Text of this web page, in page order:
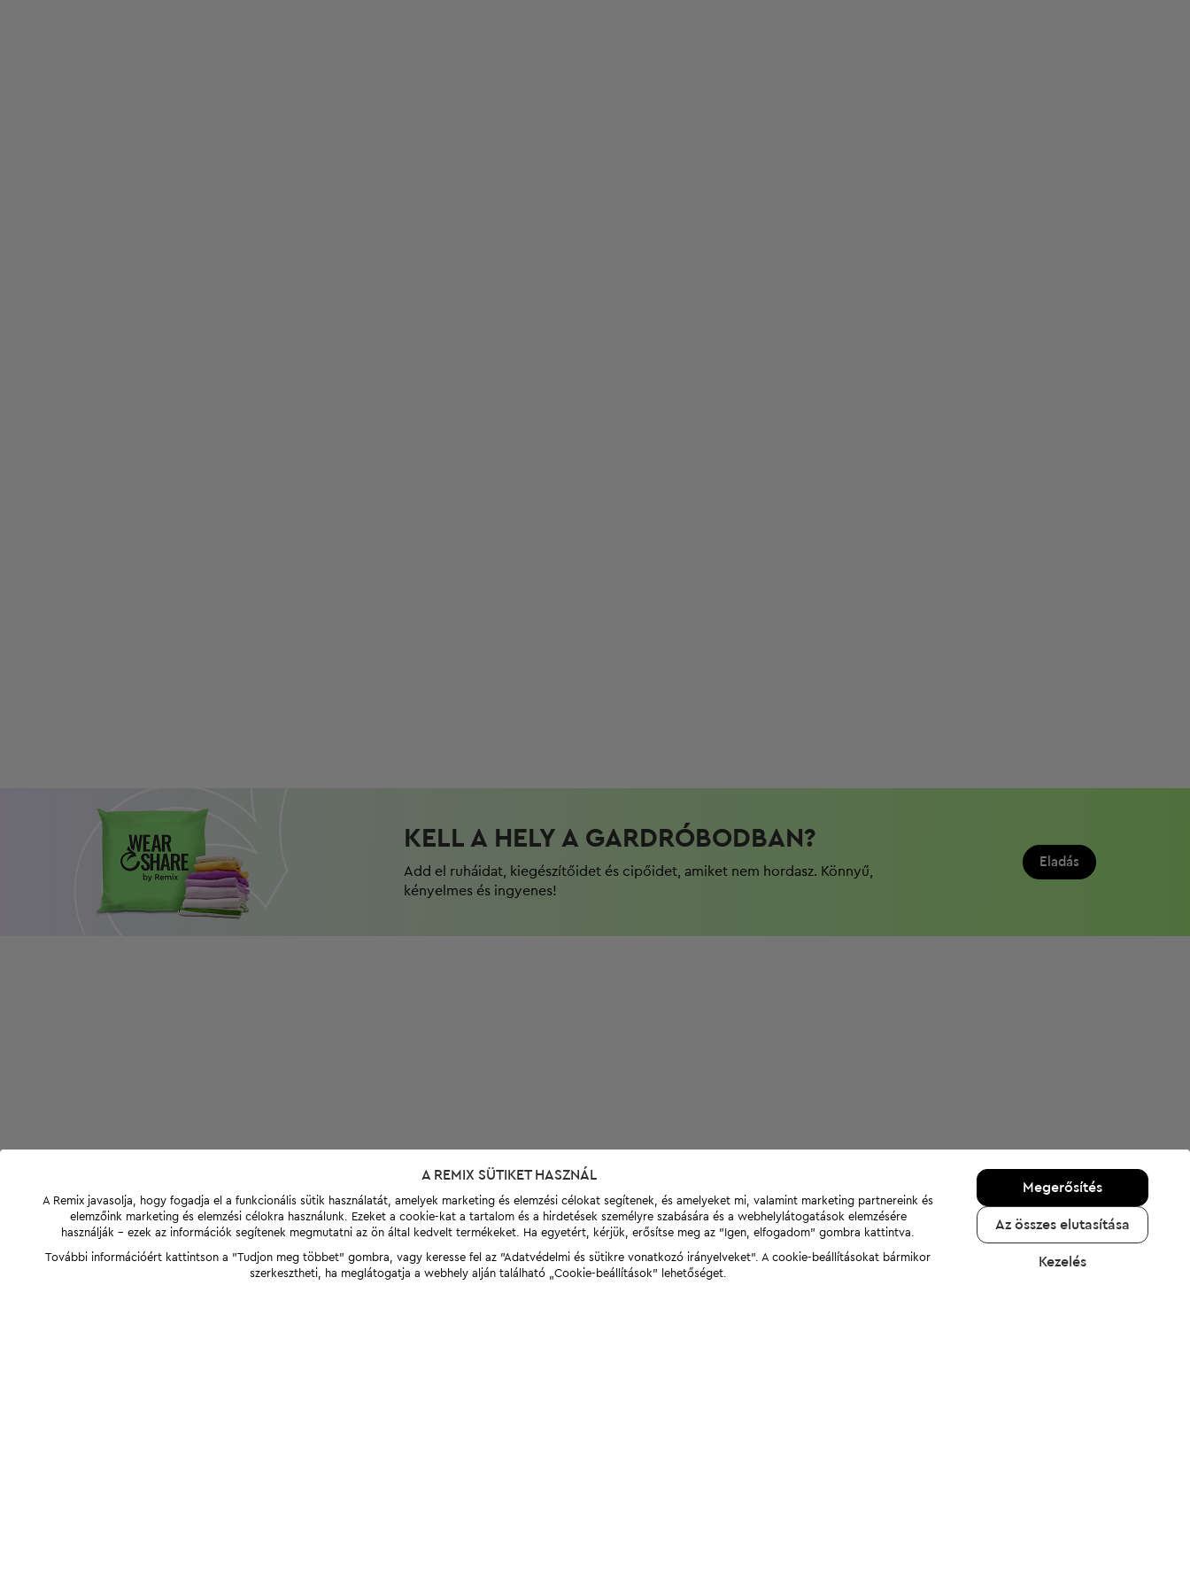
KELL A HELY A GARDRÓBODBAN?
Add el ruháidat, kiegészítőidet és cipőidet, amiket nem hordasz. Könnyű,
kényelmes és ingyenes!
Eladás
A REMIX SÜTIKET HASZNÁL
A Remix javasolja, hogy fogadja el a funkcionális sütik használatát, amelyek marketing és elemzési célokat segítenek, és amelyeket mi, valamint marketing partnereink és
elemzőink marketing és elemzési célokra használunk. Ezeket a cookie-kat a tartalom és a hirdetések személyre szabására és a webhelylátogatások elemzésére
használják - ezek az információk segítenek megmutatni az ön által kedvelt termékeket. Ha egyetért, kérjük, erősítse meg az "Igen, elfogadom" gombra kattintva.
További információért kattintson a "Tudjon meg többet" gombra, vagy keresse fel az "Adatvédelmi és sütikre vonatkozó irányelveket". A cookie-beállításokat bármikor
szerkesztheti, ha meglátogatja a webhely alján található „Cookie-beállítások” lehetőséget.
Megerősítés
Az összes elutasítása
Kezelés